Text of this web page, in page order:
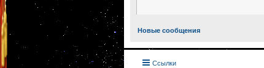
Новые сообщения
Ссылки